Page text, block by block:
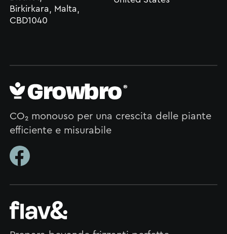
Birkirkara, Malta,
CBD1040
CO₂ monouso per una crescita delle piante
efficiente e misurabile